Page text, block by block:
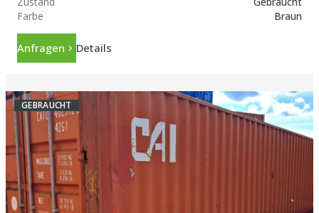
Farbe
Braun
Anfragen Details
GEBRAUCHT